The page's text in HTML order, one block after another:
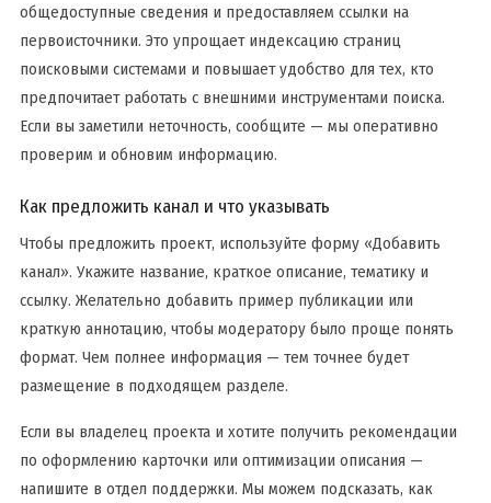
общедоступные сведения и предоставляем ссылки на
первоисточники. Это упрощает индексацию страниц
поисковыми системами и повышает удобство для тех, кто
предпочитает работать с внешними инструментами поиска.
Если вы заметили неточность, сообщите — мы оперативно
проверим и обновим информацию.
Как предложить канал и что указывать
Чтобы предложить проект, используйте форму «Добавить
канал». Укажите название, краткое описание, тематику и
ссылку. Желательно добавить пример публикации или
краткую аннотацию, чтобы модератору было проще понять
формат. Чем полнее информация — тем точнее будет
размещение в подходящем разделе.
Если вы владелец проекта и хотите получить рекомендации
по оформлению карточки или оптимизации описания —
напишите в отдел поддержки. Мы можем подсказать, как